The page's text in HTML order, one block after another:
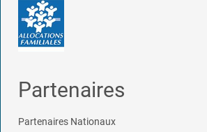
Partenaires
Partenaires Nationaux